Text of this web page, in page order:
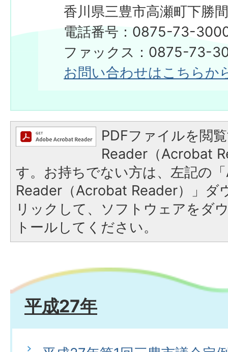
香川県三豊市高瀬町下勝
電話番号：0875-73-
ファックス：0875-73-
お問い合わせはこちらか
PDFファイルを閲
Reader（Acrobat
す。お持ちでない方は、左記の
Reader（Acrobat Reader）」ダ
リックして、ソフトウェアをダ
トールしてください。
平成27年